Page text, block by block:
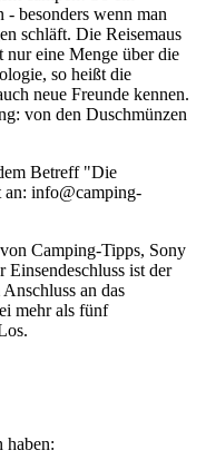
- besonders wenn man
schläft. Die Reisemaus
nur eine Menge über die
so heißt die
neue Freunde kennen.
von den Duschmünzen
Betreff "Die
an: info@camping-
Camping-Tipps, Sony
ist der
an das
mehr als fünf
haben: